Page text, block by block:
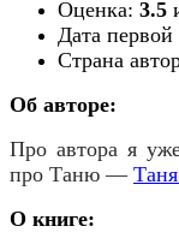
Оценка: 3.5
Дата
Страна
Об авторе:
Про автора я
про Таню —
О книге: